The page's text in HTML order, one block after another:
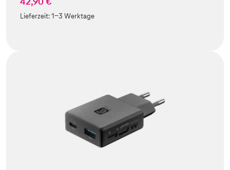
Lieferzeit:1-3 Werktage